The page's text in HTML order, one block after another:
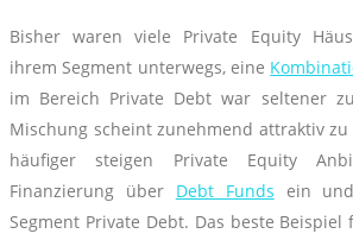
Bisher waren viele Private Equity
ihrem Segment unterwegs, eine
im Bereich Private Debt war seltener
Mischung scheint zunehmend attraktiv
häufiger steigen Private Equity
Finanzierung über Debt Funds ein
Segment Private Debt. Das beste